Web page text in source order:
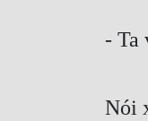
- Ta
Nói